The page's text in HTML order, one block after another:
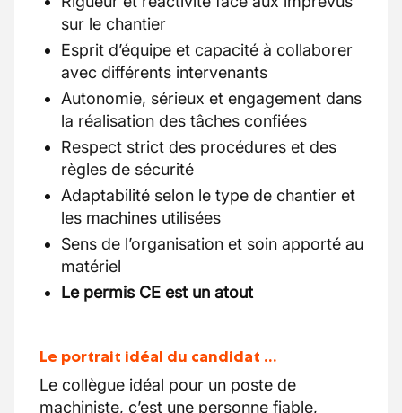
sur le chantier
Esprit d’équipe et capacité à collaborer
avec différents intervenants
Autonomie, sérieux et engagement dans
la réalisation des tâches confiées
Respect strict des procédures et des
règles de sécurité
Adaptabilité selon le type de chantier et
les machines utilisées
Sens de l’organisation et soin apporté au
matériel
Le permis CE est un atout
Le portrait idéal du candidat …
Le collègue idéal pour un poste de
machiniste, c’est une personne fiable,